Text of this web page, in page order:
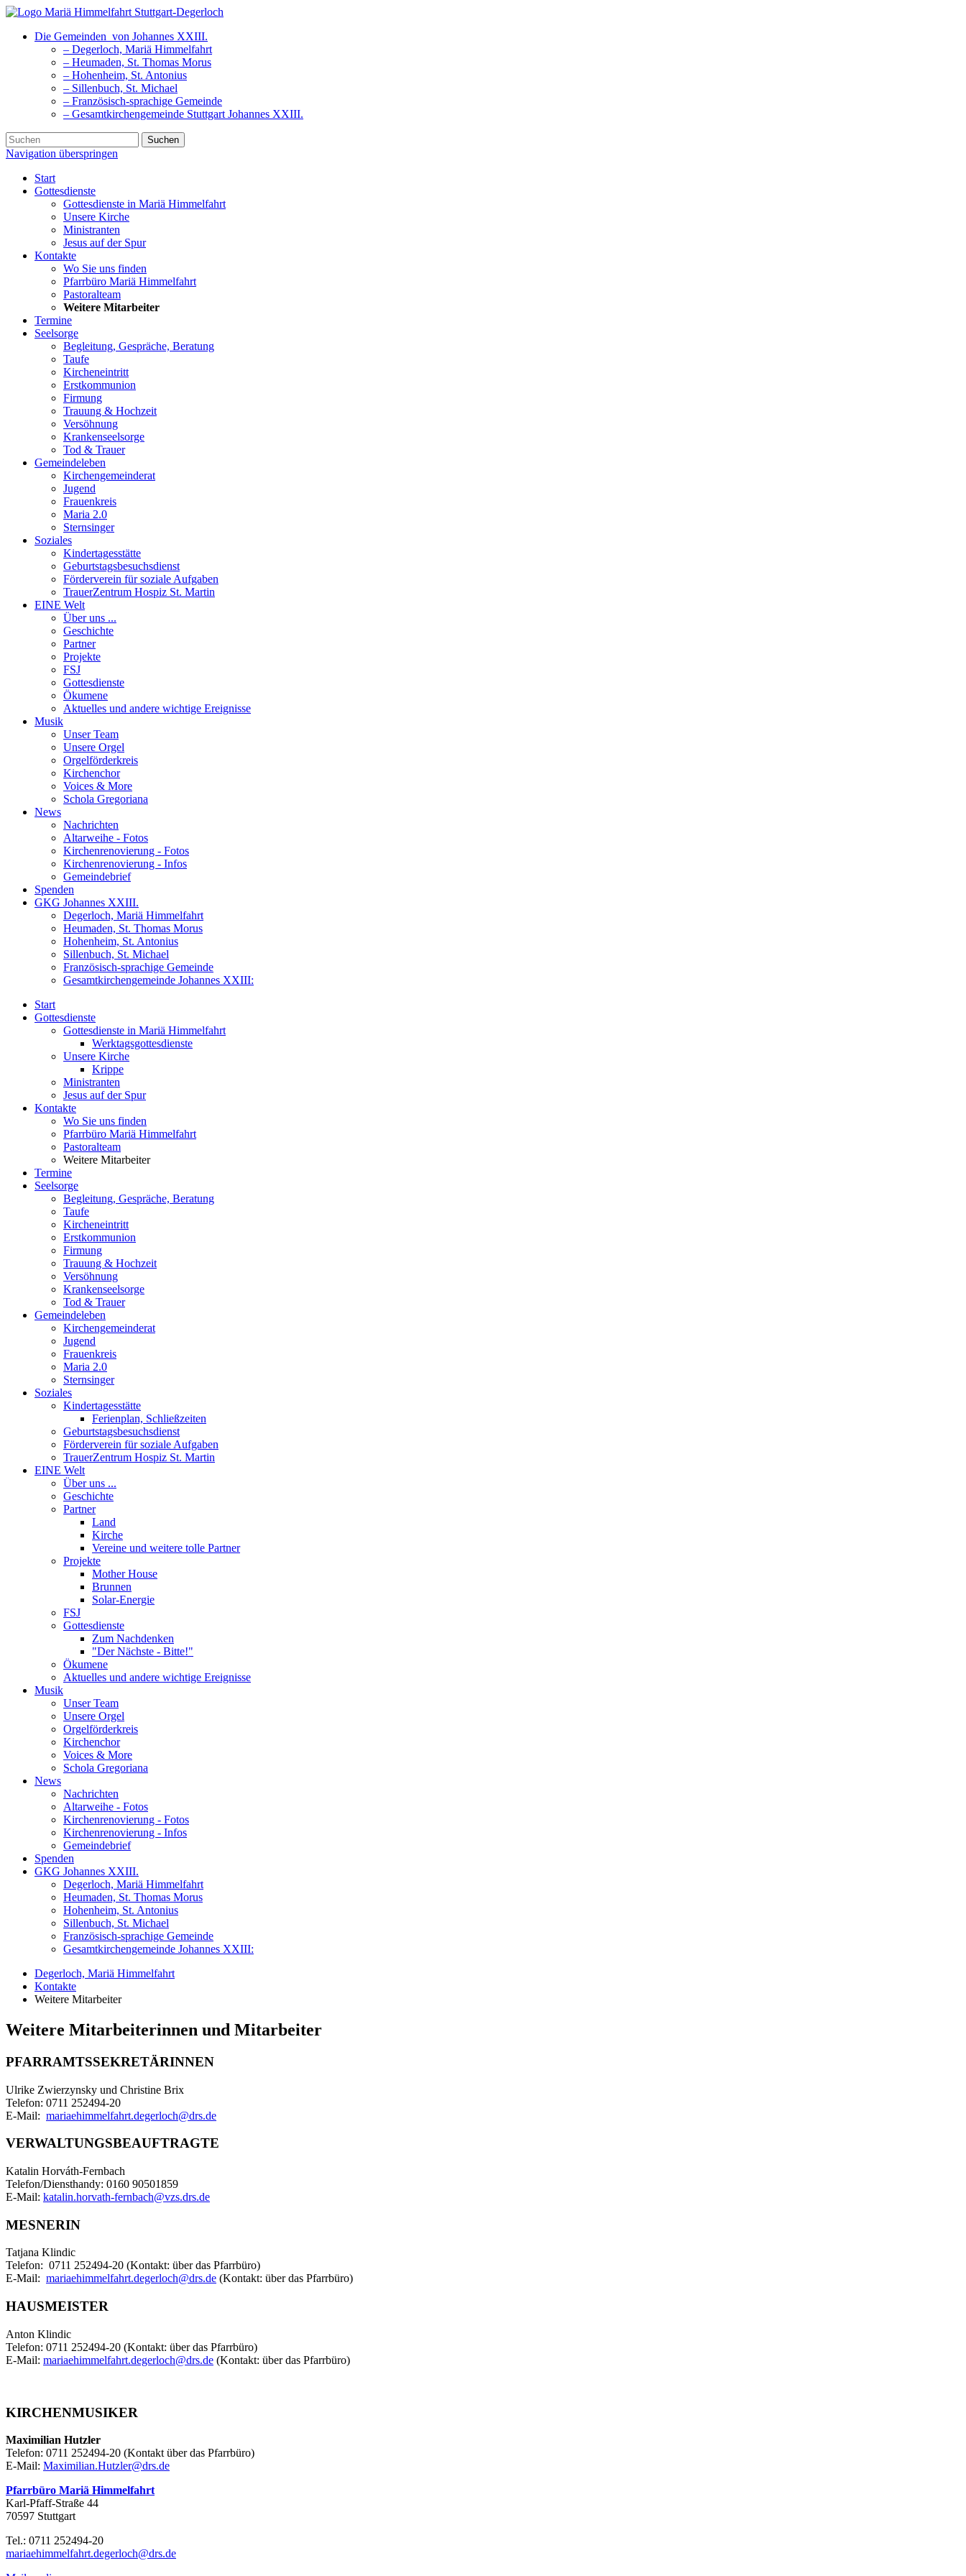
Die Gemeinden von Johannes XXIII.
– Degerloch, Mariä Himmelfahrt
– Heumaden, St. Thomas Morus
– Hohenheim, St. Antonius
– Sillenbuch, St. Michael
– Französisch-sprachige Gemeinde
– Gesamtkirchengemeinde Stuttgart Johannes XXIII.
Suchen
Navigation überspringen
Start
Gottesdienste
Gottesdienste in Mariä Himmelfahrt
Unsere Kirche
Ministranten
Jesus auf der Spur
Kontakte
Wo Sie uns finden
Pfarrbüro Mariä Himmelfahrt
Pastoralteam
Weitere Mitarbeiter
Termine
Seelsorge
Begleitung, Gespräche, Beratung
Taufe
Kircheneintritt
Erstkommunion
Firmung
Trauung & Hochzeit
Versöhnung
Krankenseelsorge
Tod & Trauer
Gemeindeleben
Kirchengemeinderat
Jugend
Frauenkreis
Maria 2.0
Sternsinger
Soziales
Kindertagesstätte
Geburtstagsbesuchsdienst
Förderverein für soziale Aufgaben
TrauerZentrum Hospiz St. Martin
EINE Welt
Über uns ...
Geschichte
Partner
Projekte
FSJ
Gottesdienste
Ökumene
Aktuelles und andere wichtige Ereignisse
Musik
Unser Team
Unsere Orgel
Orgelförderkreis
Kirchenchor
Voices & More
Schola Gregoriana
News
Nachrichten
Altarweihe - Fotos
Kirchenrenovierung - Fotos
Kirchenrenovierung - Infos
Gemeindebrief
Spenden
GKG Johannes XXIII.
Degerloch, Mariä Himmelfahrt
Heumaden, St. Thomas Morus
Hohenheim, St. Antonius
Sillenbuch, St. Michael
Französisch-sprachige Gemeinde
Gesamtkirchengemeinde Johannes XXIII:
Start
Gottesdienste
Gottesdienste in Mariä Himmelfahrt
Werktagsgottesdienste
Unsere Kirche
Krippe
Ministranten
Jesus auf der Spur
Kontakte
Wo Sie uns finden
Pfarrbüro Mariä Himmelfahrt
Pastoralteam
Weitere Mitarbeiter
Termine
Seelsorge
Begleitung, Gespräche, Beratung
Taufe
Kircheneintritt
Erstkommunion
Firmung
Trauung & Hochzeit
Versöhnung
Krankenseelsorge
Tod & Trauer
Gemeindeleben
Kirchengemeinderat
Jugend
Frauenkreis
Maria 2.0
Sternsinger
Soziales
Kindertagesstätte
Ferienplan, Schließzeiten
Geburtstagsbesuchsdienst
Förderverein für soziale Aufgaben
TrauerZentrum Hospiz St. Martin
EINE Welt
Über uns ...
Geschichte
Partner
Land
Kirche
Vereine und weitere tolle Partner
Projekte
Mother House
Brunnen
Solar-Energie
FSJ
Gottesdienste
Zum Nachdenken
"Der Nächste - Bitte!"
Ökumene
Aktuelles und andere wichtige Ereignisse
Musik
Unser Team
Unsere Orgel
Orgelförderkreis
Kirchenchor
Voices & More
Schola Gregoriana
News
Nachrichten
Altarweihe - Fotos
Kirchenrenovierung - Fotos
Kirchenrenovierung - Infos
Gemeindebrief
Spenden
GKG Johannes XXIII.
Degerloch, Mariä Himmelfahrt
Heumaden, St. Thomas Morus
Hohenheim, St. Antonius
Sillenbuch, St. Michael
Französisch-sprachige Gemeinde
Gesamtkirchengemeinde Johannes XXIII:
Degerloch, Mariä Himmelfahrt
Kontakte
Weitere Mitarbeiter
Weitere Mitarbeiterinnen und Mitarbeiter
PFARRAMTSSEKRETÄRINNEN
Ulrike Zwierzynsky und Christine Brix
Telefon: 0711 252494-20
E-Mail: mariaehimmelfahrt.degerloch@drs.de
VERWALTUNGSBEAUFTRAGTE
Katalin Horváth-Fernbach
Telefon/Diensthandy: 0160 90501859
E-Mail: katalin.horvath-fernbach@vzs.drs.de
MESNERIN
Tatjana Klindic
Telefon: 0711 252494-20 (Kontakt: über das Pfarrbüro)
E-Mail: mariaehimmelfahrt.degerloch@drs.de (Kontakt: über das Pfarrbüro)
HAUSMEISTER
Anton Klindic
Telefon: 0711 252494-20 (Kontakt: über das Pfarrbüro)
E-Mail: mariaehimmelfahrt.degerloch@drs.de (Kontakt: über das Pfarrbüro)
KIRCHENMUSIKER
Maximilian Hutzler
Telefon: 0711 252494-20 (Kontakt über das Pfarrbüro)
E-Mail: Maximilian.Hutzler@drs.de
Pfarrbüro Mariä Himmelfahrt
Karl-Pfaff-Straße 44
70597 Stuttgart
Tel.: 0711 252494-20
mariaehimmelfahrt.degerloch@drs.de